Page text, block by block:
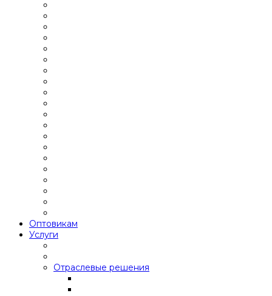
Оптовикам
Услуги
Отраслевые решения